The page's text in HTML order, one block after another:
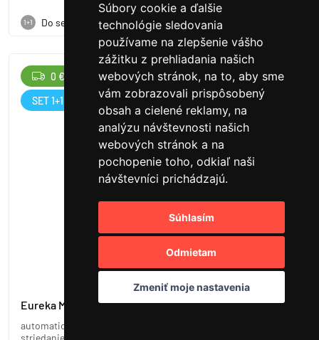
Súbory cookie a ďalšie
technológie sledovania
používame na zlepšenie vášho
zážitku z prehliadania našich
webových stránok, na to, aby sme
vám zobrazovali prispôsobený
obsah a cielené reklamy, na
analýzu návštevnosti našich
webových stránok a na
pochopenie toho, odkiaľ naši
návštevníci prichádzajú.
Súhlasím
Odmietam
Zmeniť moje nastavenia
1+1 Do setu
Eureka Mignon Perfetto, CR ferrari red
automatický mlynček s digitálnym časovačom, ideálny pre
striedanie espresso/filter, bezkroková regulácia, 50mm
0 €
SET 1+1
-15 %